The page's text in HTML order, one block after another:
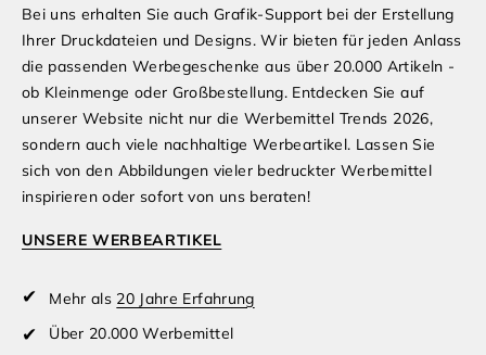
Bei uns erhalten Sie auch Grafik-Support bei der Erstellung
Ihrer Druckdateien und Designs. Wir bieten für jeden Anlass
die passenden Werbegeschenke aus über 20.000 Artikeln -
ob Kleinmenge oder Großbestellung. Entdecken Sie auf
unserer Website nicht nur die Werbemittel Trends 2026,
sondern auch viele nachhaltige Werbeartikel. Lassen Sie
sich von den Abbildungen vieler bedruckter Werbemittel
inspirieren oder sofort von uns beraten!
UNSERE WERBEARTIKEL
Mehr als 20 Jahre Erfahrung
Über 20.000 Werbemittel